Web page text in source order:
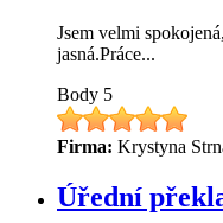
Jsem velmi
jasná.Práce...
Body 5
Firma: Krystyna
Úřední